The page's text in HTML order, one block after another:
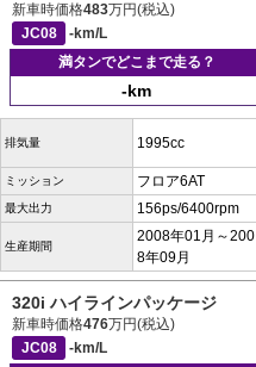
新車時価格483万円(税込)
JC08
-km/L
満タンでどこまで走る？
-km
排気量 1995cc
ミッション フロア6AT
最大出力 156ps/6400rpm
生産期間
2008年01月～200
8年09月
320i ハイラインパッケージ
新車時価格476万円(税込)
JC08
-km/L